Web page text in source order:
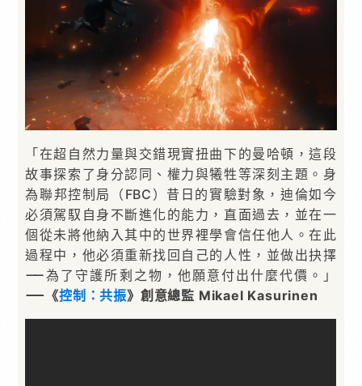
「在超⾃然⼒量與交錯現實扭曲下的曼哈頓，這段
故事探索了⾝分認同、權⼒與犧牲等深刻主題。⾝
為聯邦控制局（FBC）昔⽇的實驗對象，迪倫如今
必須駕馭⾃⾝不斷進化的能⼒，直⾯過去，並在⼀
個從未將他納⼊其中的世界裡學會信任他⼈。在此
過程中，他必須重新找回⾃⼰的⼈性，並做出抉擇
⸺為了守護所剩之物，他願意付出什麼代價。」
⸺《控制：共振》創意總監 Mikael Kasurinen